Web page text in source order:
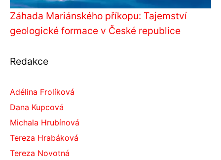
Záhada Mariánského příkopu: Tajemství
geologické formace v České republice
Redakce
Adélina Frolíková
Dana Kupcová
Michala Hrubínová
Tereza Hrabáková
Tereza Novotná